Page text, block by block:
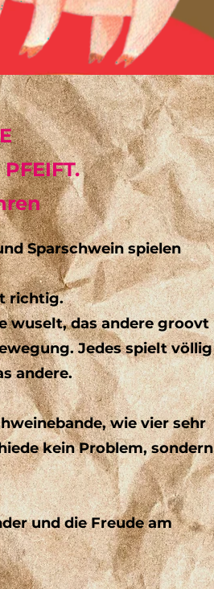
Sparschwein spielen
richtig.
wuselt, das andere groovt
Jedes spielt völlig
andere.
wie vier sehr
kein Problem, sondern
und die Freude am